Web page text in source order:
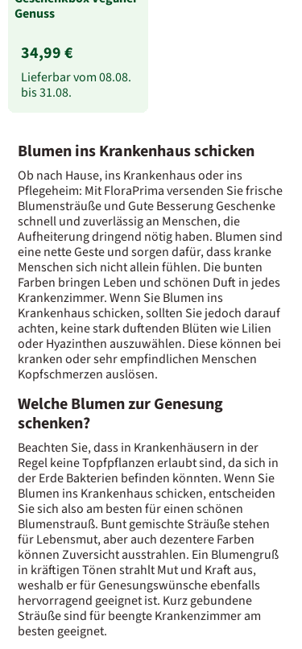
Genuss
34,99 €
Lieferbar vom08.08.
bis31.08.
Blumen ins Krankenhaus schicken
Ob nach Hause, ins Krankenhaus oder ins
Pflegeheim: Mit FloraPrima versenden Sie frische
Blumensträuße und Gute Besserung Geschenke
schnell und zuverlässig an Menschen, die
Aufheiterung dringend nötig haben. Blumen sind
eine nette Geste und sorgen dafür, dass kranke
Menschen sich nicht allein fühlen. Die bunten
Farben bringen Leben und schönen Duft in jedes
Krankenzimmer. Wenn Sie Blumen ins
Krankenhaus schicken, sollten Sie jedoch darauf
achten, keine stark duftenden Blüten wie Lilien
oder Hyazinthen auszuwählen. Diese können bei
kranken oder sehr empfindlichen Menschen
Kopfschmerzen auslösen.
Welche Blumen zur Genesung
schenken?
Beachten Sie, dass in Krankenhäusern in der
Regel keine Topfpflanzen erlaubt sind, da sich in
der Erde Bakterien befinden könnten. Wenn Sie
Blumen ins Krankenhaus schicken, entscheiden
Sie sich also am besten für einen schönen
Blumenstrauß. Bunt gemischte Sträuße stehen
für Lebensmut, aber auch dezentere Farben
können Zuversicht ausstrahlen. Ein Blumengruß
in kräftigen Tönen strahlt Mut und Kraft aus,
weshalb er für Genesungswünsche ebenfalls
hervorragend geeignet ist. Kurz gebundene
Sträuße sind für beengte Krankenzimmer am
besten geeignet.